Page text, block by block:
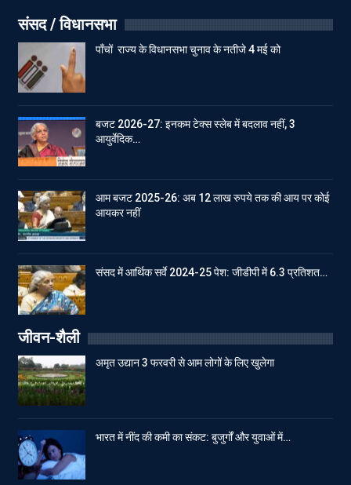
संसद / विधानसभा
पाँचों राज्य के विधानसभा चुनाव के नतीजे 4 मई को
बजट 2026-27: इनकम टेक्स स्लेब में बदलाव नहीं, 3
आयुर्वेदिक…
आम बजट 2025-26: अब 12 लाख रुपये तक की आय पर कोई
आयकर नहीं
संसद में आर्थिक सर्वे 2024-25 पेश: जीडीपी में 6.3 प्रतिशत…
जीवन-शैली
अमृत उद्यान 3 फरवरी से आम लोगों के लिए खुलेगा
भारत में नींद की कमी का संकट: बुजुर्गों और युवाओं में…